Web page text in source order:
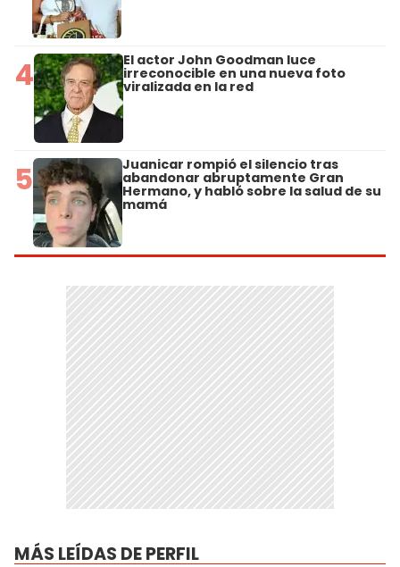
4 El actor John Goodman luce
irreconocible en una nueva foto
viralizada en la red
5 Juanicar rompió el silencio tras
abandonar abruptamente Gran
Hermano, y habló sobre la salud de su
mamá
MÁS LEÍDAS DE PERFIL